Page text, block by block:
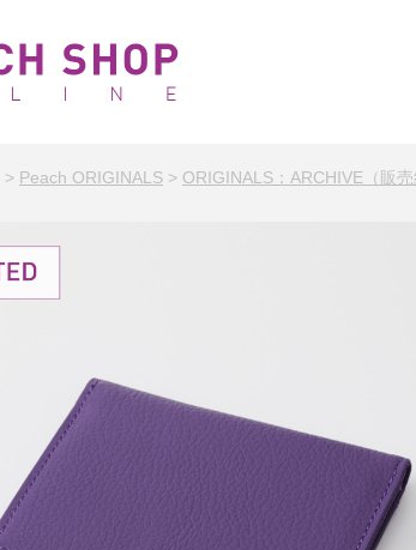
> Peach ORIGINALS > ORIGINALS：ARCHIVE（販売